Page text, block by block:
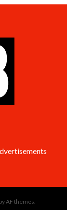
by AF themes.